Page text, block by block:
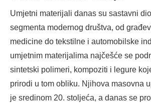
Umjetni materijali danas su sastavni
segmenta modernog društva, od
medicine do tekstilne i automobilske
umjetnim materijalima najčešće se
sintetski polimeri, kompoziti i legure
prirodi u tom obliku. Njihova masovna
je sredinom 20. stoljeća, a danas se